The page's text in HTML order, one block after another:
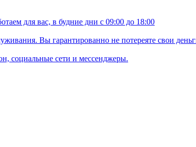
для вас, в будние дни с 09:00 до 18:00
Вы гарантированно не потереяте свои
социальные сети и мессенджеры.